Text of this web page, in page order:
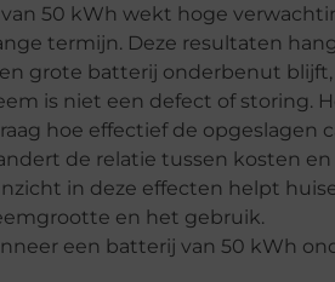
50 kWh wekt hoge
termijn. Deze resultaten
grote batterij onderbenut
is niet een defect of storing.
hoe effectief de opgeslagen
de relatie tussen kosten
in deze effecten helpt
en het gebruik.